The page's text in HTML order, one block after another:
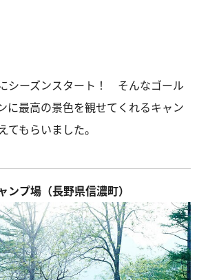
シーズンスタート！ そんなゴール
に最高の景色を観せてくれるキャン
てもらいました。
プ場（長野県信濃町）